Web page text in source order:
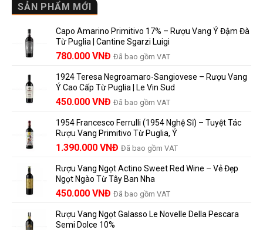
lựa
chọn
đáng
nhãn
rượu
vang
và
những
người
vang
nên
biết
Được
Bao
Lâu?
Hướng
Lưu
Trữ
Và
Thành
SẢN PHẨM MỚI
Capo Amarino Primitivo 17% – Rượu Vang Ý Đậm Đà
Từ Puglia | Cantine Sgarzi Luigi
Giá
là:
858.000 VNĐ.
780.000 VNĐ Giá
tại
là:
780.000 VNĐ.
Đã bao gồm VAT
1924 Teresa Negroamaro-Sangiovese – Rượu Vang
Ý Cao Cấp Từ Puglia | Le Vin Sud
Giá
là:
495.000 VNĐ.
450.000 VNĐ Giá
tại
là:
450.000 VNĐ.
Đã bao gồm VAT
1954 Francesco Ferrulli (1954 Nghệ Sĩ) – Tuyệt Tác
Rượu Vang Primitivo Từ Puglia, Ý
Giá
là:
1.529.000 VNĐ.
1.390.000 VNĐ Giá
tại
là:
1.390.000 VNĐ.
Đã bao gồm VAT
Rượu Vang Ngọt Actino Sweet Red Wine – Vẻ Đẹp
Ngọt Ngào Từ Tây Ban Nha
450.000 VNĐ Đã bao gồm VAT
Rượu Vang Ngọt Galasso Le Novelle Della Pescara
Semi Dolce 10%